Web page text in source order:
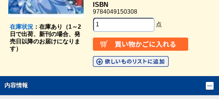
在庫状況：在庫あり（1～2
日で出荷、新刊の場合、発
売日以降のお届けになりま
す）
ISBN
9784049150308
点
内容情報